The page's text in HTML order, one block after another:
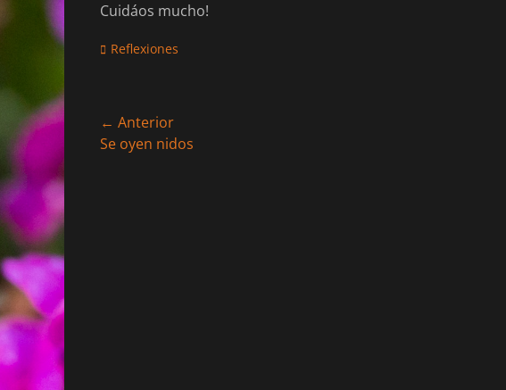
Cuidáos mucho!
Categorias
Reflexiones
Navegación
de
← Anterior
Entrada
Se oyen nidos